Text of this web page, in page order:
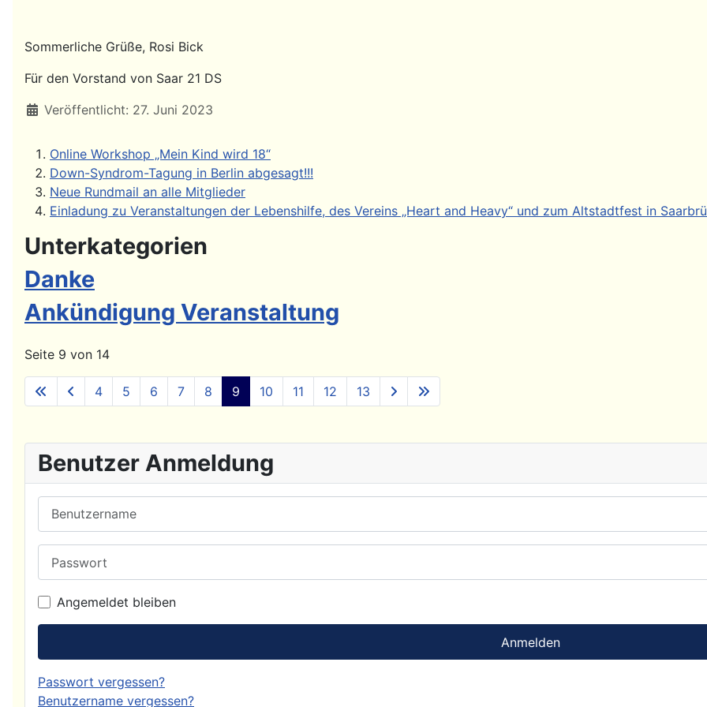
Sommerliche Grüße, Rosi Bick
Für den Vorstand von Saar 21 DS
Details
Veröffentlicht: 27. Juni 2023
Online Workshop „Mein Kind wird 18“
Down-Syndrom-Tagung in Berlin abgesagt!!!
Neue Rundmail an alle Mitglieder
Einladung zu Veranstaltungen der Lebenshilfe, des Vereins „Heart and Heavy“ und zum Altstadtfest in
Unterkategorien
Danke
Ankündigung Veranstaltung
Seite 9 von 14
4 5 6 7 8 9 10 11 12 13
Benutzer Anmeldung
Angemeldet bleiben
Anmelden
Passwort vergessen?
Benutzername vergessen?